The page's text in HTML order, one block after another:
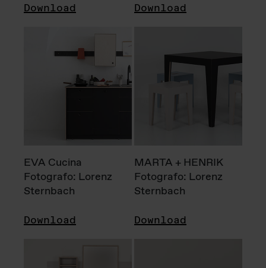
Download Download
EVA Cucina
Fotografo: Lorenz
Sternbach
Download
MARTA + HENRIK
Fotografo: Lorenz
Sternbach
Download